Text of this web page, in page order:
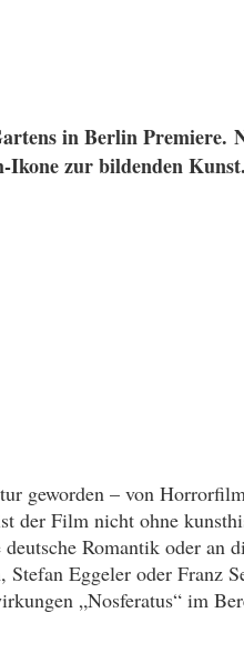
in Berlin Premiere.
Ikone zur bildenden Kunst.
geworden – von
der Film nicht ohne
Romantik oder an
Eggeler oder Franz
„Nosferatus“ im